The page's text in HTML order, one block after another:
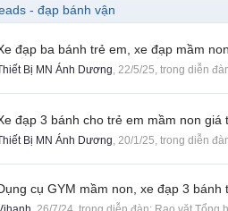
- đạp bánh vận
đạp ba bánh trẻ em, xe đạp mầm
Bị MN Ánh Dương, 22/5/25, trong diễn
đạp 3 bánh cho trẻ em mầm non giá
Bị MN Ánh Dương, 20/1/25, trong diễn
cụ GYM mầm non, xe đạp 3 bánh